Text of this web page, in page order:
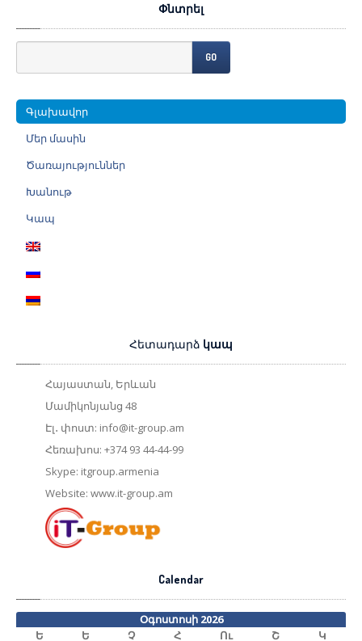
Փնտրել
GO
Գլախավոր
Մեր մասին
Ծառայություններ
Խանութ
Կապ
Հետադարձ կապ
Հայաստան, Երևան
Մամիկոնյանց 48
Էլ․ փոստ: info@it-group.am
Հեռախոս: +374 93 44-44-99
Skype: itgroup.armenia
Website: www.it-group.am
Calendar
Օգոստոսի 2026
Ե
Ե Չ Հ Ու Շ Կ